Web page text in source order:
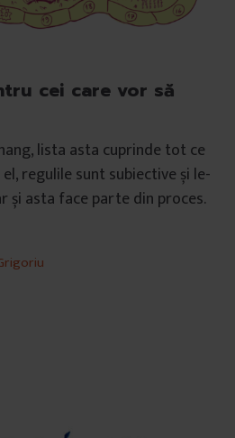
cei care vor să
lista asta cuprinde tot ce
regulile sunt subiective și le-
și asta face parte din proces.